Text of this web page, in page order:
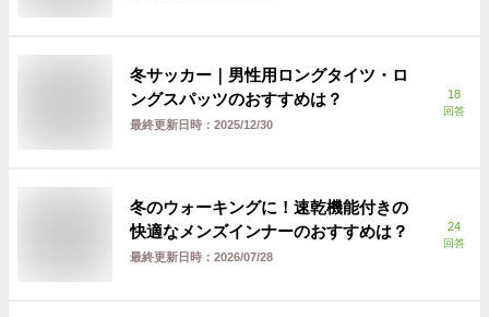
冬サッカー｜男性用ロングタイツ・ロ
ングスパッツのおすすめは？
最終更新日時： 2025/12/30
18
回答
冬のウォーキングに！速乾機能付きの
快適なメンズインナーのおすすめは？
最終更新日時： 2026/07/28
24
回答